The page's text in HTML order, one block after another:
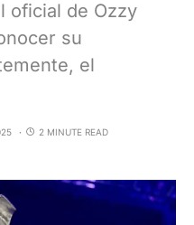
oficial de Ozzy
su
el
2 MINUTE READ